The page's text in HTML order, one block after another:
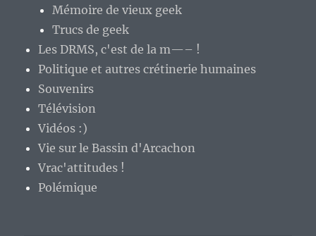
Mémoire de vieux geek
Trucs de geek
Les DRMS, c'est de la m—– !
Politique et autres crétinerie humaines
Souvenirs
Télévision
Vidéos :)
Vie sur le Bassin d'Arcachon
Vrac'attitudes !
Polémique